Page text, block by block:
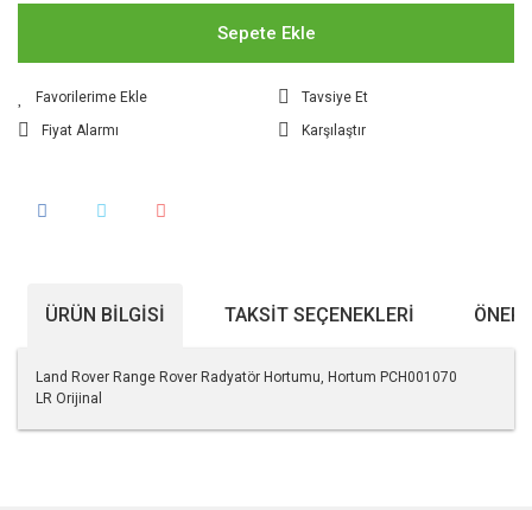
Sepete Ekle
Tavsiye Et
Fiyat Alarmı
Karşılaştır
ÜRÜN BILGISI TAKSIT SEÇENEKLERI
Land Rover Range Rover Radyatör Hortumu, Hortum PCH001070
LR Orijinal